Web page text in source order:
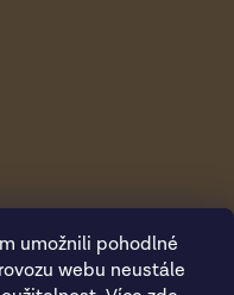
umožnili pohodlné
webu neustále